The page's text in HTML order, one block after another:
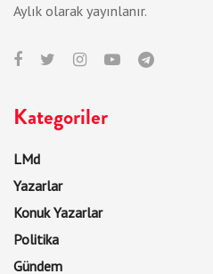
Aylık olarak yayınlanır.
Kategoriler
LMd
Yazarlar
Konuk Yazarlar
Politika
Gündem